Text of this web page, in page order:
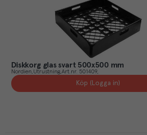
Diskkorg glas svart 500x500 mm
Nordien Utrustning Art.nr. 501409
Köp (Logga in)